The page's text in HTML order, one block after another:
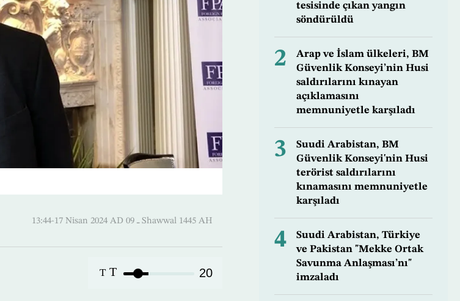
13:44-17 Nisan 2024 AD ـ 09 Shawwal 1445 AH
T T 20
tesisinde çıkan yangın
söndürüldü
2
Arap ve İslam ülkeleri, BM
Güvenlik Konseyi’nin Husi
saldırılarını kınayan
açıklamasını
memnuniyetle karşıladı
3
Suudi Arabistan, BM
Güvenlik Konseyi'nin Husi
terörist saldırılarını
kınamasını memnuniyetle
karşıladı
4
Suudi Arabistan, Türkiye
ve Pakistan "Mekke Ortak
Savunma Anlaşması’nı"
imzaladı